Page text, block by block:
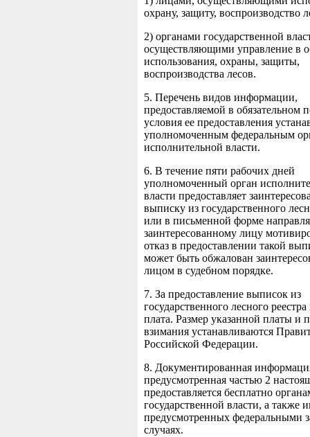
охрану, защиту, воспроизводство
2) органами государственной
осуществляющими управление в
использования, охраны, защиты,
воспроизводства лесов.
5. Перечень видов информации,
предоставляемой в обязательном
условия ее предоставления
уполномоченным федеральным
исполнительной власти.
6. В течение пяти рабочих дней
уполномоченный орган
власти предоставляет
выписку из государственного
или в письменной форме
заинтересованному лицу
отказ в предоставлении такой
может быть обжалован
лицом в судебном порядке.
7. За предоставление выписок из
государственного лесного реестра
плата. Размер указанной платы и
взимания устанавливаются
Российской Федерации.
8. Документированная
предусмотренная частью 2
предоставляется бесплатно
государственной власти, а также
предусмотренных федеральными
случаях.